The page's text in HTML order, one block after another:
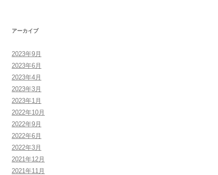
アーカイブ
2023年9月
2023年6月
2023年4月
2023年3月
2023年1月
2022年10月
2022年9月
2022年6月
2022年3月
2021年12月
2021年11月